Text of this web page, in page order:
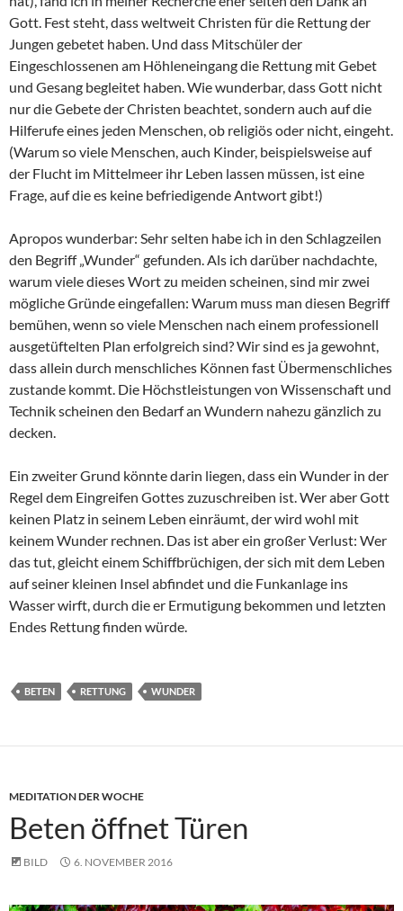
Gott. Fest steht, dass weltweit Christen für die Rettung der
Jungen gebetet haben. Und dass Mitschüler der
Eingeschlossenen am Höhleneingang die Rettung mit Gebet
und Gesang begleitet haben. Wie wunderbar, dass Gott nicht
nur die Gebete der Christen beachtet, sondern auch auf die
Hilferufe eines jeden Menschen, ob religiös oder nicht, eingeht.
(Warum so viele Menschen, auch Kinder, beispielsweise auf
der Flucht im Mittelmeer ihr Leben lassen müssen, ist eine
Frage, auf die es keine befriedigende Antwort gibt!)
Apropos wunderbar: Sehr selten habe ich in den Schlagzeilen
den Begriff „Wunder“ gefunden. Als ich darüber nachdachte,
warum viele dieses Wort zu meiden scheinen, sind mir zwei
mögliche Gründe eingefallen: Warum muss man diesen Begriff
bemühen, wenn so viele Menschen nach einem professionell
ausgetüftelten Plan erfolgreich sind? Wir sind es ja gewohnt,
dass allein durch menschliches Können fast Übermenschliches
zustande kommt. Die Höchstleistungen von Wissenschaft und
Technik scheinen den Bedarf an Wundern nahezu gänzlich zu
decken.
Ein zweiter Grund könnte darin liegen, dass ein Wunder in der
Regel dem Eingreifen Gottes zuzuschreiben ist. Wer aber Gott
keinen Platz in seinem Leben einräumt, der wird wohl mit
keinem Wunder rechnen. Das ist aber ein großer Verlust: Wer
das tut, gleicht einem Schiffbrüchigen, der sich mit dem Leben
auf seiner kleinen Insel abfindet und die Funkanlage ins
Wasser wirft, durch die er Ermutigung bekommen und letzten
Endes Rettung finden würde.
BETEN RETTUNG WUNDER
MEDITATION DER WOCHE
Beten öffnet Türen
BILD 6. NOVEMBER 2016